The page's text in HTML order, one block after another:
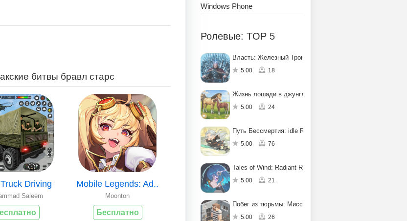
битвы бравл старс
Driving
Saleem
Mobile Legends: Ad..
Moonton
Бесплатно
Windows Phone
Ролевые: TOP 5
Власть: Железный Трон
5.00 18
Жизнь лошади в джунглях: квест
5.00 24
Путь Бессмертия: idle RPG
5.00 76
Tales of Wind: Radiant Rebirth
5.00 21
Побег из тюрьмы: Миссия по спасению
5.00 26